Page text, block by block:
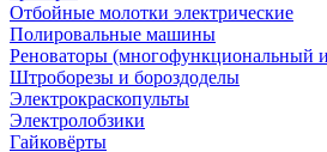
Отбойные молотки электрические
Полировальные машины
Реноваторы (многофункциональный
Штроборезы и бороздоделы
Электрокраскопульты
Электролобзики
Гайковёрты